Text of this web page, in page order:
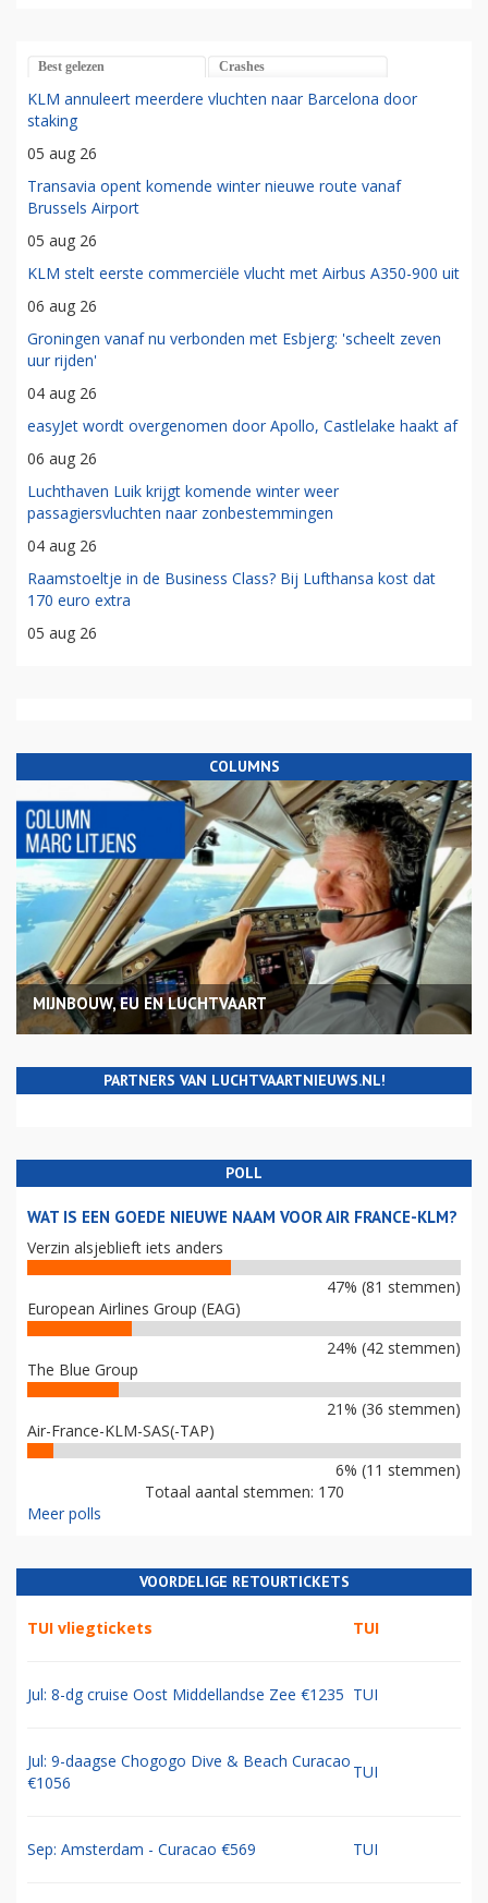
Best gelezen Crashes
KLM annuleert meerdere vluchten naar Barcelona door
staking
05 aug 26
Transavia opent komende winter nieuwe route vanaf
Brussels Airport
05 aug 26
KLM stelt eerste commerciële vlucht met Airbus A350-900 uit
06 aug 26
Groningen vanaf nu verbonden met Esbjerg: 'scheelt zeven
uur rijden'
04 aug 26
easyJet wordt overgenomen door Apollo, Castlelake haakt af
06 aug 26
Luchthaven Luik krijgt komende winter weer
passagiersvluchten naar zonbestemmingen
04 aug 26
Raamstoeltje in de Business Class? Bij Lufthansa kost dat
170 euro extra
05 aug 26
COLUMNS
MIJNBOUW, EU EN LUCHTVAART
PARTNERS VAN LUCHTVAARTNIEUWS.NL!
POLL
WAT IS EEN GOEDE NIEUWE NAAM VOOR AIR FRANCE-KLM?
Verzin alsjeblieft iets anders
47% (81 stemmen)
European Airlines Group (EAG)
24% (42 stemmen)
The Blue Group
21% (36 stemmen)
Air-France-KLM-SAS(-TAP)
6% (11 stemmen)
Totaal aantal stemmen: 170
Meer polls
VOORDELIGE RETOURTICKETS
TUI vliegtickets TUI
Jul: 8-dg cruise Oost Middellandse Zee €1235 TUI
Jul: 9-daagse Chogogo Dive & Beach Curacao
€1056
TUI
Sep: Amsterdam - Curacao €569 TUI